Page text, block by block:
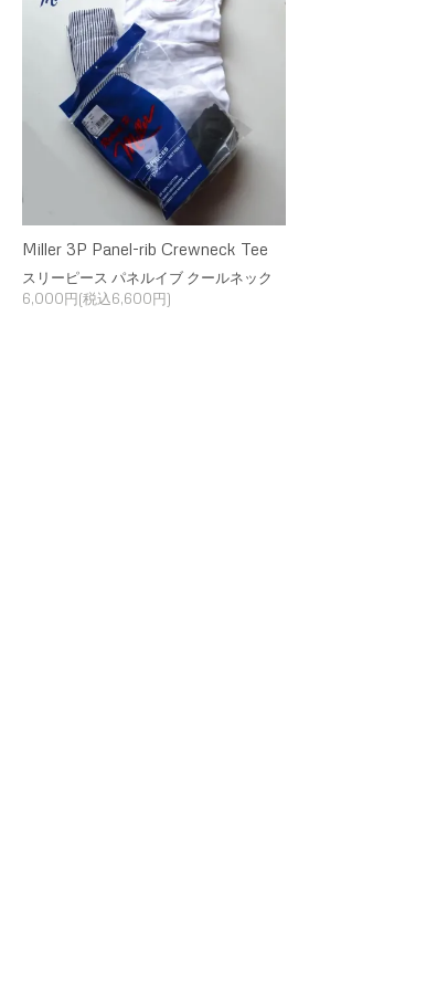
Miller 3P Panel-rib Crewneck Tee
スリーピース パネルイブ クールネック
6,000円(税込6,600円)